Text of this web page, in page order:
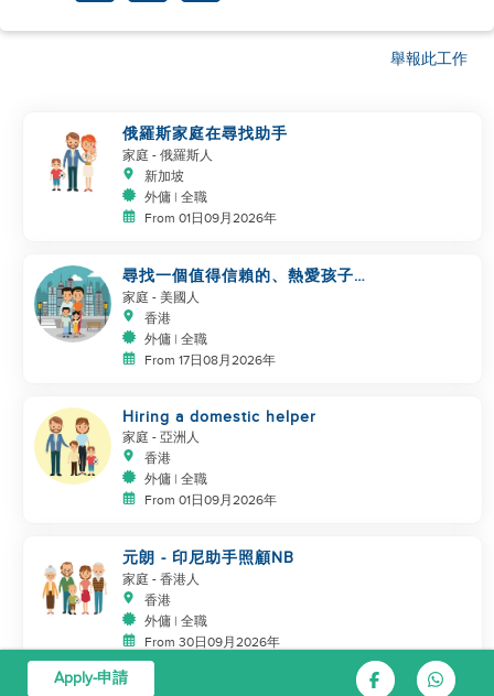
舉報此工作
俄羅斯家庭在尋找助手
家庭 - 俄羅斯人
新加坡
外傭 | 全職
From 01日09月2026年
尋找一個值得信賴的、熱愛孩子的
幫手
家庭 - 美國人
香港
外傭 | 全職
From 17日08月2026年
Hiring a domestic helper
家庭 - 亞洲人
香港
外傭 | 全職
From 01日09月2026年
元朗 - 印尼助手照顧NB
家庭 - 香港人
香港
外傭 | 全職
From 30日09月2026年
Apply-申請